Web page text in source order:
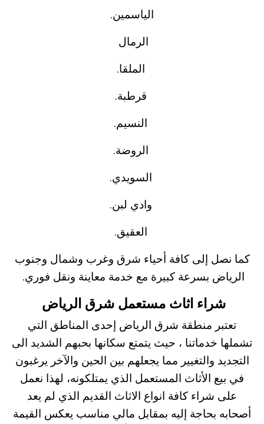
الياسمين.
الرمال
الملقا.
قرطبة.
النسيم.
الروضة.
السويدي.
وادي لبن.
العقيق.
كما نصل إلى كافة أحياء شرق وغرب وشمال وجنوب
الرياض بسرعة كبيرة مع خدمة معاينة ونقل فوري.
شراء اثاث مستعمل شرق الرياض
تعتبر منطقة شرق الرياض إحدى المناطق التي
تشملها خدماتنا ، حيث يتمتع سكانها بحبهم الشديد الى
التجديد والتغيير مما يجعلهم بين الحين والآخر يرغبون
في بيع الأثاث المستعمل الذي يمتلكونه، لهذا نعمل
على شراء كافة انواع الاثاث القديم الذي لم يعد
أصحابه بحاجة إليه بمقابل مالي مناسب يعكس القيمة